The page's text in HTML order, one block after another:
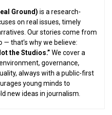
Ground) is a research-
on real issues, timely
Our stories come from
that’s why we believe:
the Studios.” We cover a
governance,
always with a public-first
young minds to
new ideas in journalism.